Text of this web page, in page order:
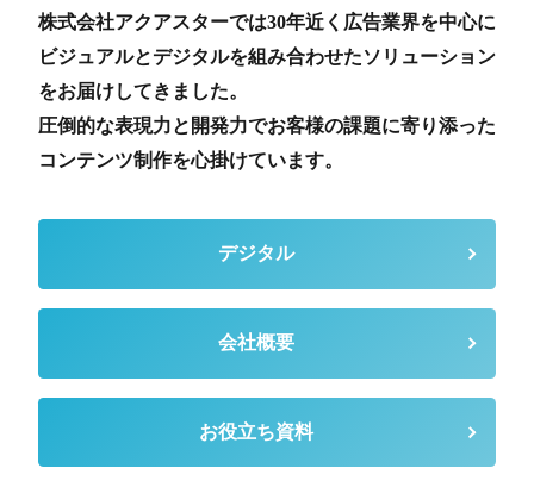
株式会社アクアスターでは30年近く広告業界を中心に
ビジュアルとデジタルを組み合わせたソリューション
をお届けしてきました。
圧倒的な表現力と開発力でお客様の課題に寄り添った
コンテンツ制作を心掛けています。
デジタル
会社概要
お役立ち資料